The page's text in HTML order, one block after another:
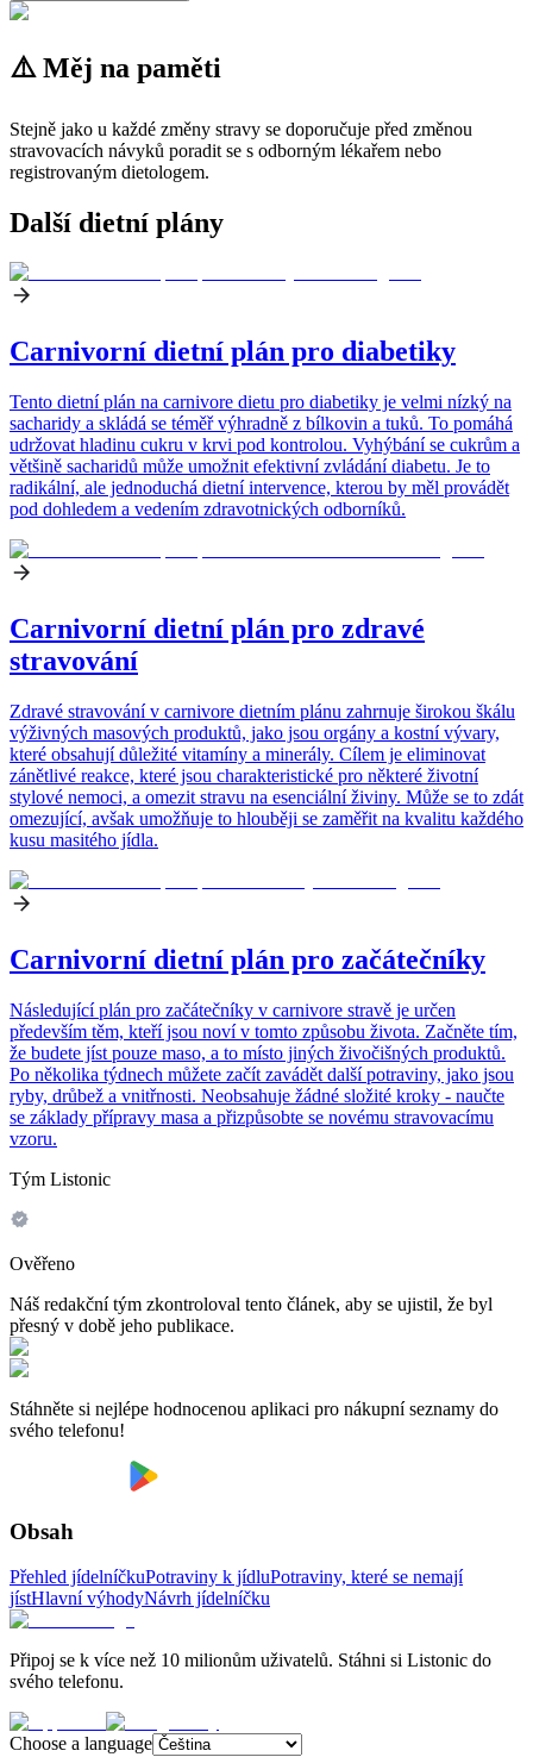
⚠️ Měj na paměti
Stejně jako u každé změny stravy se doporučuje před změnou
stravovacích návyků poradit se s odborným lékařem nebo
registrovaným dietologem.
Další dietní plány
Carnivorní dietní plán pro diabetiky
Tento dietní plán na carnivore dietu pro diabetiky je velmi nízký na
sacharidy a skládá se téměř výhradně z bílkovin a tuků. To pomáhá
udržovat hladinu cukru v krvi pod kontrolou. Vyhýbání se cukrům a
většině sacharidů může umožnit efektivní zvládání diabetu. Je to
radikální, ale jednoduchá dietní intervence, kterou by měl provádět
pod dohledem a vedením zdravotnických odborníků.
Carnivorní dietní plán pro zdravé
stravování
Zdravé stravování v carnivore dietním plánu zahrnuje širokou škálu
výživných masových produktů, jako jsou orgány a kostní vývary,
které obsahují důležité vitamíny a minerály. Cílem je eliminovat
zánětlivé reakce, které jsou charakteristické pro některé životní
stylové nemoci, a omezit stravu na esenciální živiny. Může se to zdát
omezující, avšak umožňuje to hlouběji se zaměřit na kvalitu každého
kusu masitého jídla.
Carnivorní dietní plán pro začátečníky
Následující plán pro začátečníky v carnivore stravě je určen
především těm, kteří jsou noví v tomto způsobu života. Začněte tím,
že budete jíst pouze maso, a to místo jiných živočišných produktů.
Po několika týdnech můžete začít zavádět další potraviny, jako jsou
ryby, drůbež a vnitřnosti. Neobsahuje žádné složité kroky - naučte
se základy přípravy masa a přizpůsobte se novému stravovacímu
vzoru.
Tým Listonic
Ověřeno
Náš redakční tým zkontroloval tento článek, aby se ujistil, že byl
přesný v době jeho publikace.
Stáhněte si nejlépe hodnocenou aplikaci pro nákupní seznamy do
svého telefonu!
Obsah
Přehled jídelníčkuPotraviny k jídluPotraviny, které se nemají
jístHlavní výhodyNávrh jídelníčku
Připoj se k více než 10 milionům uživatelů. Stáhni si Listonic do
svého telefonu.
Choose a language